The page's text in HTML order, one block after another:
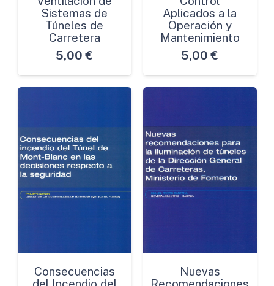
Sistemas de
Túneles de
Carretera
5,00 €
Aplicados a la
Operación y
Mantenimiento
5,00 €
Consecuencias
Nuevas